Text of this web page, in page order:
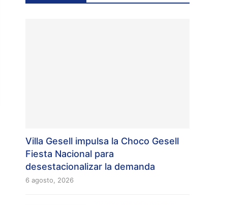
Villa Gesell impulsa la Choco Gesell
Fiesta Nacional para
desestacionalizar la demanda
6 agosto, 2026